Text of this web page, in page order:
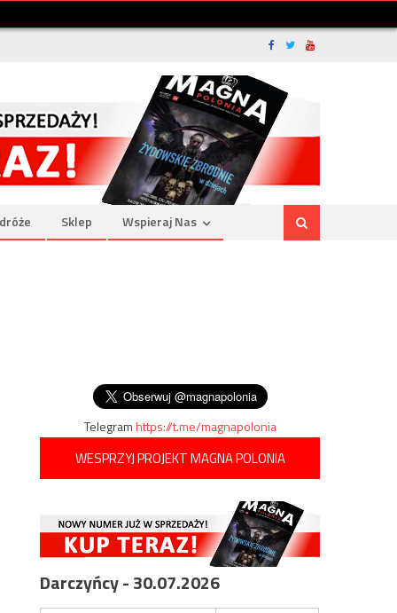
Sklep Wspieraj Nas
Telegramhttps://t.me/magnapolonia
WESPRZYJ PROJEKT MAGNA POLONIA
Darczyńcy - 30.07.2026